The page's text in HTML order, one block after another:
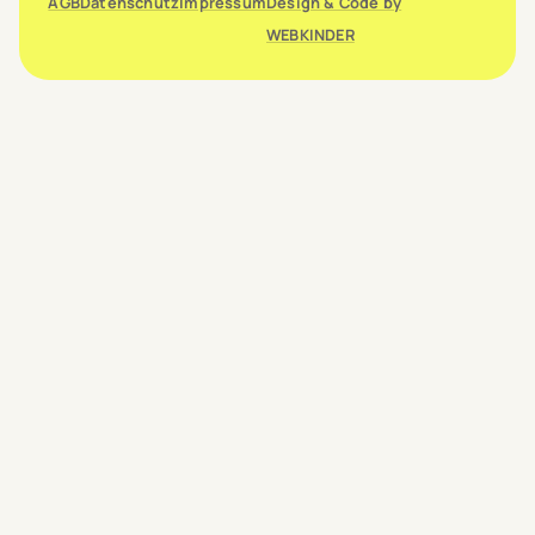
WEBKINDER